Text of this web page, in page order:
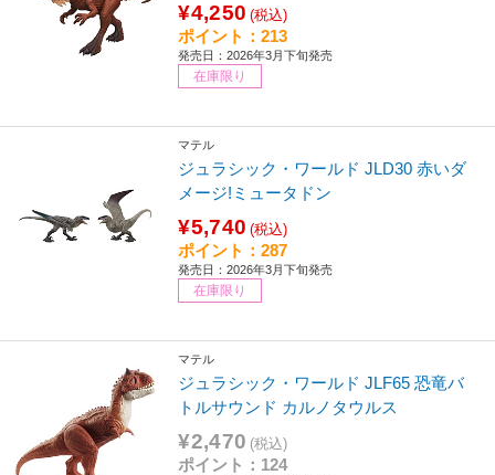
¥4,250 (税込)
ポイント：213
発売日：2026年3月下旬発売
在庫限り
マテル
ジュラシック・ワールド JLD30 赤いダ
メージ!ミュータドン
¥5,740 (税込)
ポイント：287
発売日：2026年3月下旬発売
在庫限り
マテル
ジュラシック・ワールド JLF65 恐竜バ
トルサウンド カルノタウルス
¥2,470 (税込)
ポイント：124